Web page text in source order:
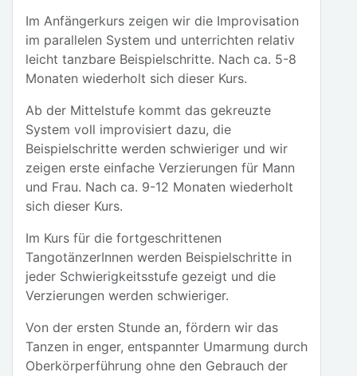
Im Anfängerkurs zeigen wir die Improvisation
im parallelen System und unterrichten relativ
leicht tanzbare Beispielschritte. Nach ca. 5-8
Monaten wiederholt sich dieser Kurs.
Ab der Mittelstufe kommt das gekreuzte
System voll improvisiert dazu, die
Beispielschritte werden schwieriger und wir
zeigen erste einfache Verzierungen für Mann
und Frau. Nach ca. 9-12 Monaten wiederholt
sich dieser Kurs.
Im Kurs für die fortgeschrittenen
TangotänzerInnen werden Beispielschritte in
jeder Schwierigkeitsstufe gezeigt und die
Verzierungen werden schwieriger.
Von der ersten Stunde an, fördern wir das
Tanzen in enger, entspannter Umarmung durch
Oberkörperführung ohne den Gebrauch der